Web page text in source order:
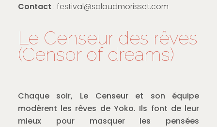
Contact : festival@salaudmorisset.com
Le Censeur des rêves
(Censor of dreams)
Chaque soir, Le Censeur et son équipe
modèrent les rêves de Yoko. Ils font de leur
mieux pour masquer les pensées